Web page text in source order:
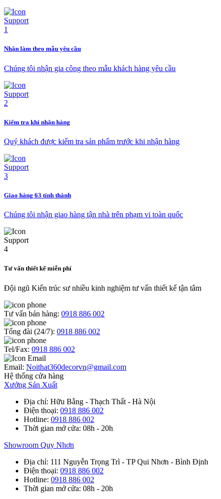
Nhận làm theo mẫu yêu cầu
Chúng tôi nhận gia công theo mẫu khách hàng yêu cầu
Kiểm tra khi nhận hàng
Quý khách được kiểm tra sản phẩm trước khi nhận hàng
Giao hàng 63 tỉnh thành
Chúng tôi nhận giao hàng tận nhà trên phạm vi toàn quốc
Tư vấn thiết kế miễn phí
Đội ngũ Kiến trúc sư nhiều kinh nghiệm tư vấn thiết kế tận tâm
Tư vấn bán hàng: 0918 886 002
Tổng đài (24/7): 0918 886 002
Tel/Fax: 0918 886 002
Email: Noithat360decorvn@gmail.com
Hệ thống cửa hàng
Xưởng Sản Xuất
Địa chỉ: Hữu Bằng - Thạch Thất - Hà Nội
Điện thoại: 0918 886 002
Hotline: 0918 886 002
Thời gian mở cửa: 08h - 20h
Showroom Quy Nhơn
Địa chỉ: 111 Nguyễn Trọng Trì - TP Qui Nhơn - Bình Định
Điện thoại: 0918 886 002
Hotline: 0918 886 002
Thời gian mở cửa: 08h - 20h